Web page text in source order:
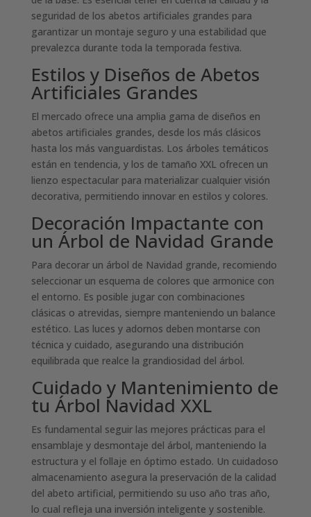
seguridad de los abetos artificiales grandes para
garantizar un montaje seguro y una estabilidad que
prevalezca durante toda la temporada festiva.
Estilos y Diseños de Abetos
Artificiales Grandes
El mercado ofrece una amplia gama de diseños en
abetos artificiales grandes, desde los más clásicos
hasta los más vanguardistas. Los árboles temáticos
están en tendencia, y los de tamaño XXL ofrecen un
lienzo espectacular para materializar cualquier visión
decorativa, permitiendo innovar en estilos y colores.
Decoración Impactante con
un Árbol de Navidad Grande
Para decorar un árbol de Navidad grande, recomiendo
seleccionar un esquema de colores que armonice con
el entorno. Es posible jugar con combinaciones
clásicas o atrevidas, siempre manteniendo un balance
estético. Las luces y adornos deben montarse con
técnica y cuidado, asegurando una distribución
equilibrada que realce la grandiosidad del árbol.
Cuidado y Mantenimiento de
tu Árbol Navidad XXL
Es fundamental seguir las mejores prácticas para el
ensamblaje y desmontaje del árbol, manteniendo la
estructura y el follaje en óptimo estado. Un cuidadoso
almacenamiento asegura la preservación de la calidad
del abeto artificial, permitiendo su uso año tras año,
lo cual refleja una inversión inteligente y sostenible.